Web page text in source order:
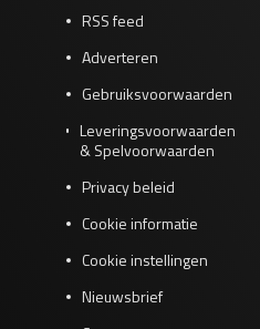
RSS feed
Adverteren
Gebruiksvoorwaarden
Leveringsvoorwaarden
& Spelvoorwaarden
Privacy beleid
Cookie informatie
Cookie instellingen
Nieuwsbrief